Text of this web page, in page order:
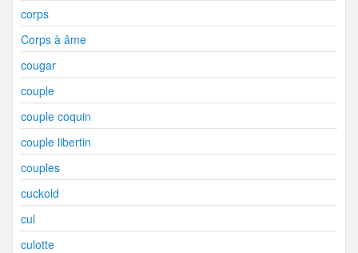
corps
Corps à âme
cougar
couple
couple coquin
couple libertin
couples
cuckold
cul
culotte